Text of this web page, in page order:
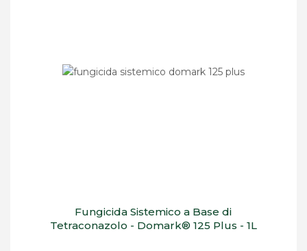
Fungicida Sistemico a Base di
Tetraconazolo - Domark® 125 Plus - 1L